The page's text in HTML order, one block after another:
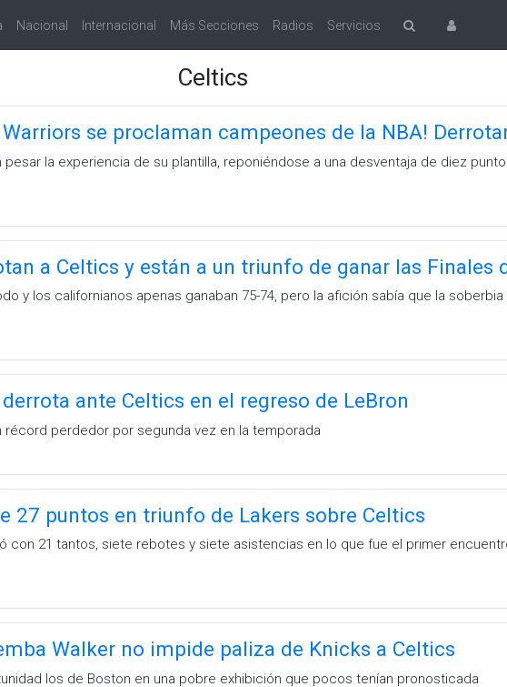
Nacional Internacional Más Secciones Radios Servicios
Celtics
Warriors se proclaman campeones de la NBA!
pesar la experiencia de su plantilla, reponiéndose a una desventaja de diez
a Celtics y están a un triunfo de ganar las Finales
y los californianos apenas ganaban 75-74, pero la afición sabía que la
ante Celtics en el regreso de LeBron
récord perdedor por segunda vez en la temporada
27 puntos en triunfo de Lakers sobre Celtics
con 21 tantos, siete rebotes y siete asistencias en lo que fue el primer
Walker no impide paliza de Knicks a Celtics
los de Boston en una pobre exhibición que pocos tenían pronosticada